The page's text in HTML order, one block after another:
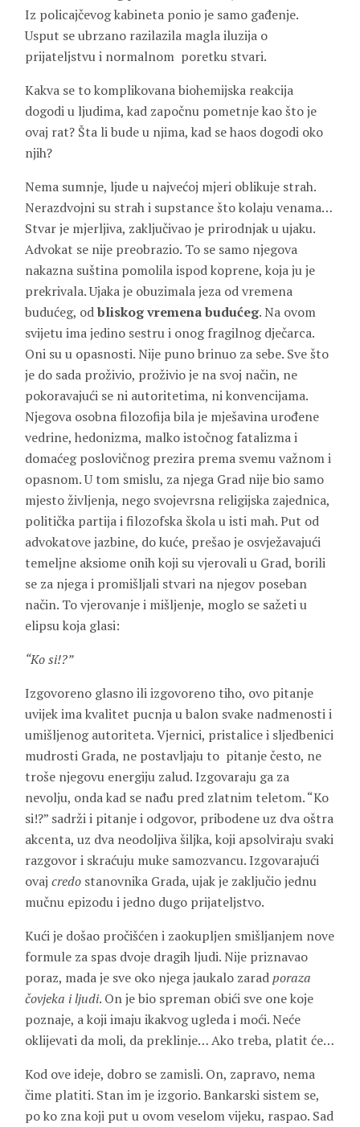
Iz policajčevog kabineta ponio je samo gađenje.
Usput se ubrzano razilazila magla iluzija o
prijateljstvu i normalnom poretku stvari.
Kakva se to komplikovana biohemijska reakcija
dogodi u ljudima, kad započnu pometnje kao što je
ovaj rat? Šta li bude u njima, kad se haos dogodi oko
njih?
Nema sumnje, ljude u najvećoj mjeri oblikuje strah.
Nerazdvojni su strah i supstance što kolaju venama…
Stvar je mjerljiva, zaključivao je prirodnjak u ujaku.
Advokat se nije preobrazio. To se samo njegova
nakazna suština pomolila ispod koprene, koja ju je
prekrivala. Ujaka je obuzimala jeza od vremena
budućeg, odbliskog vremena budućeg. Na ovom
svijetu ima jedino sestru i onog fragilnog dječarca.
Oni su u opasnosti. Nije puno brinuo za sebe. Sve što
je do sada proživio, proživio je na svoj način, ne
pokoravajući se ni autoritetima, ni konvencijama.
Njegova osobna filozofija bila je mješavina urođene
vedrine, hedonizma, malko istočnog fatalizma i
domaćeg poslovičnog prezira prema svemu važnom i
opasnom. U tom smislu, za njega Grad nije bio samo
mjesto življenja, nego svojevrsna religijska zajednica,
politička partija i filozofska škola u isti mah. Put od
advokatove jazbine, do kuće, prešao je osvježavajući
temeljne aksiome onih koji su vjerovali u Grad, borili
se za njega i promišljali stvari na njegov poseban
način. To vjerovanje i mišljenje, moglo se sažeti u
elipsu koja glasi:
“Ko si!?”
Izgovoreno glasno ili izgovoreno tiho, ovo pitanje
uvijek ima kvalitet pucnja u balon svake nadmenosti i
umišljenog autoriteta. Vjernici, pristalice i sljedbenici
mudrosti Grada, ne postavljaju to pitanje često, ne
troše njegovu energiju zalud. Izgovaraju ga za
nevolju, onda kad se nađu pred zlatnim teletom. “Ko
si!?” sadrži i pitanje i odgovor, pribodene uz dva oštra
akcenta, uz dva neodoljiva šiljka, koji apsolviraju svaki
razgovor i skraćuju muke samozvancu. Izgovarajući
ovaj credo stanovnika Grada, ujak je zaključio jednu
mučnu epizodu i jedno dugo prijateljstvo.
Kući je došao pročišćen i zaokupljen smišljanjem nove
formule za spas dvoje dragih ljudi. Nije priznavao
poraz, mada je sve oko njega jaukalo zaradporaza
čovjeka i ljudi. On je bio spreman obići sve one koje
poznaje, a koji imaju ikakvog ugleda i moći. Neće
oklijevati da moli, da preklinje… Ako treba, platit će…
Kod ove ideje, dobro se zamisli. On, zapravo, nema
čime platiti. Stan im je izgorio. Bankarski sistem se,
po ko zna koji put u ovom veselom vijeku, raspao. Sad